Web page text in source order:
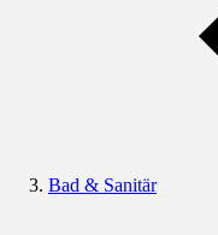
Bad & Sanitär